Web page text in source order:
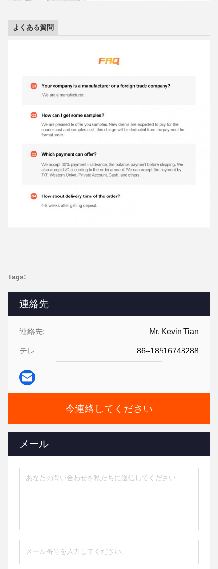
連絡先
連絡先: Mr. Kevin Tian
テレ: 86--18516748288
今連絡してください
メール
よくある質問
Tags: